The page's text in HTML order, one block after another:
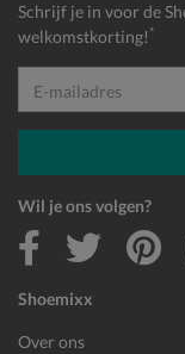
Shoemixx
Over ons
Schrijf je in voor de
welkomstkorting! *
E-mailadres
Wil je ons volgen?